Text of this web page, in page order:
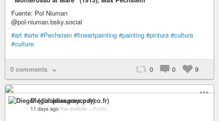
Fuente: Pol Niuman
@pol-niuman.bsky.social
#art #arte #Pechstein #fineartpainting #painting #pintura #cultura
#culture
0 comments 0 0 9
Diego* (diaspora.psyco.fr)
11 days ago Via mobile – Public